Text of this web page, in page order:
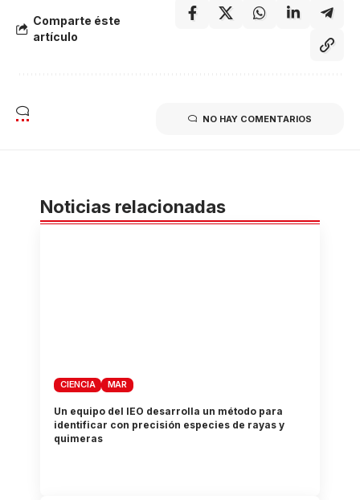
Comparte éste
artículo
NO HAY COMENTARIOS
Noticias relacionadas
CIENCIA MAR
Un equipo del IEO desarrolla un método para
identificar con precisión especies de rayas y
quimeras